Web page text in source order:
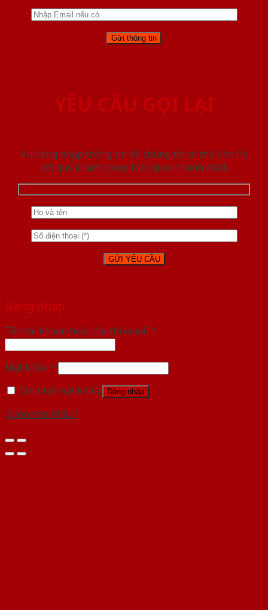
YÊU CẦU GỌI LẠI
Vui lòng nhập thông tin để chúng tôi có thể liên hệ
với quý khách trong thời gian nhanh nhất.
Đăng nhập
Tên tài khoản hoặc địa chỉ email *
Mật khẩu *
Ghi nhớ mật khẩu
Đăng nhập
Quên mật khẩu?